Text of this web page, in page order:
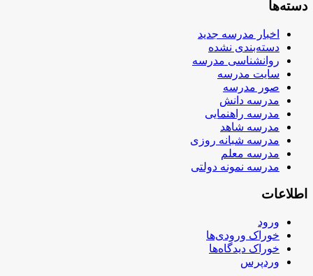
دسته‌ها
اخبار مدرسه جدید
دسته‌بندی نشده
روانشناسی مدرسه
سایت مدرسه
صور مدرسه
مدرسه دانش
مدرسه راهنمایی
مدرسه شاهد
مدرسه شبانه روزی
مدرسه معلم
مدرسه نمونه دولتی
اطلاعات
ورود
خوراک ورودی‌ها
خوراک دیدگاه‌ها
وردپرس